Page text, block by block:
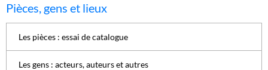
Pièces, gens et lieux
Les pièces : essai de catalogue
Les gens : acteurs, auteurs et autres